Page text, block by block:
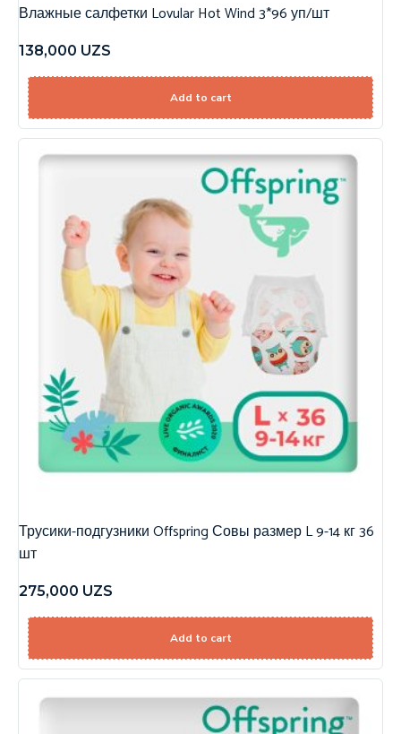
Влажные салфетки Lovular Hot Wind 3*96 уп/шт
138,000 UZS
Add to cart
Трусики-подгузники Offspring Совы размер L 9-14 кг 36
шт
275,000 UZS
Add to cart